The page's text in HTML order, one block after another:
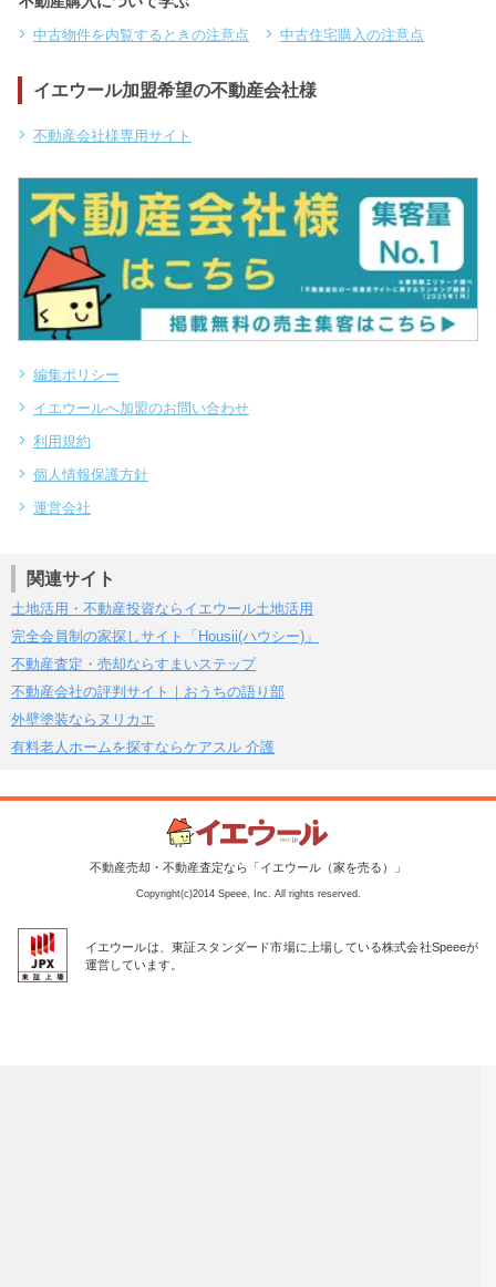
中古物件を内覧するときの注意点 中古住宅購入の注意点
イエウール加盟希望の不動産会社様
不動産会社様専用サイト
編集ポリシー
イエウールへ加盟のお問い合わせ
利用規約
個人情報保護方針
運営会社
関連サイト
土地活用・不動産投資ならイエウール土地活用
完全会員制の家探しサイト「Housii(ハウシー)」
不動産査定・売却ならすまいステップ
不動産会社の評判サイト｜おうちの語り部
外壁塗装ならヌリカエ
有料老人ホームを探すならケアスル 介護
不動産売却・不動産査定なら「イエウール（家を売る）」
Copyright(c)2014 Speee, Inc. All rights reserved.
イエウールは、東証スタンダード市場に上場している株式会社Speeeが
運営しています。